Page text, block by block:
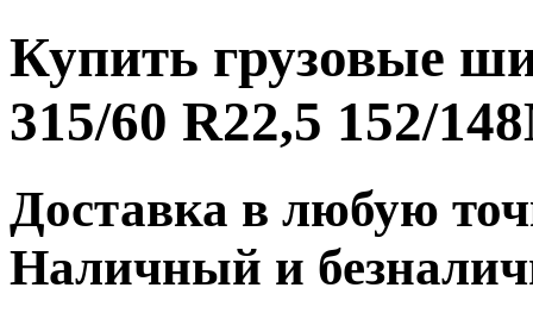
Купить грузовые
315/60 R22,5 152/
Доставка в любую
Наличный и